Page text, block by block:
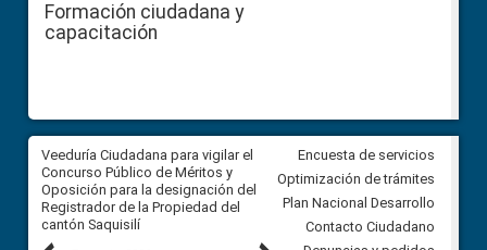
Formación ciudadana y
capacitación
Veeduría Ciudadana para vigilar el
Concurso Público de Méritos y
Oposición para la designación del
Registrador de la Propiedad del
cantón Saquisilí
Veeduría Ciudadana para
construcción del asfaltado de
Ballenita del cantón Santa
Encuesta de servicios
Optimización de trámites
Plan Nacional Desarrollo
Contacto Ciudadano